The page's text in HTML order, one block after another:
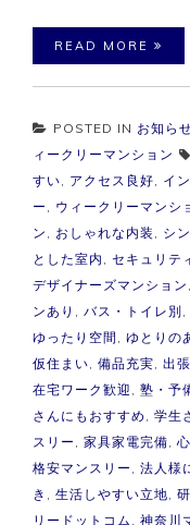
READ MORE
POSTED IN お知ら
ィークリーマンション
すい, アクセス良好, イ
ー , ウィークリーマンシ
ン , おしゃれな内装 , シ
とした室内 , セキュリテ
デザイナーズマンション ,
ンあり , バス・トイレ別 ,
ゆったり空間 , ゆとりの
仮住まい, 備品充実, 出張
在宅ワーク歓迎 , 塾・予
さんにもおすすめ , 学生
スリー , 家具家電完備,
格安マンスリー , 法人様
き , 生活しやすい立地,
リードットコム , 神奈川